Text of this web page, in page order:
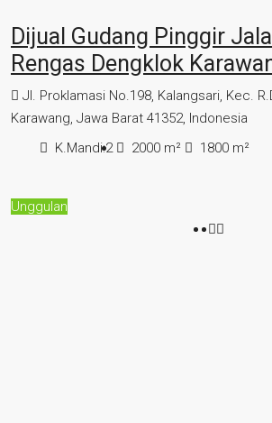
Dijual Gudang Pinggir
Rengas Dengklok
Jl. Proklamasi No.198, Kalangsari, Kec.
Karawang, Jawa Barat 41352, Indonesia
K.Mandi:2 2000 m² 1800 m²
Unggulan